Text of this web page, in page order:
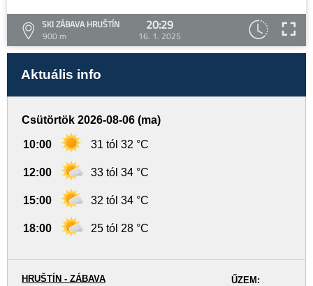
SKI ZÁBAVA HRUŠTÍN
900 m
20:29
16. 1. 2025
Aktuális info
Csütörtök 2026-08-06 (ma)
10:00 31 tól 32 °C
12:00 33 tól 34 °C
15:00 32 tól 34 °C
18:00 25 tól 28 °C
ŰZEM:
HRUŠTÍN - ZÁBAVA